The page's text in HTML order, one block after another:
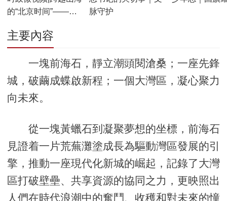
的“北京时间”——
首外交纪事
脉守护
主要內容
一塊前海石，靜立潮頭閱滄桑；一座先鋒
城，破繭成蝶啟新程；一個大灣區，凝心聚力
向未來。
從一塊黃蠟石到凝聚夢想的坐標，前海石
見證着一片荒蕪灘塗成長為驅動灣區發展的引
擎，推動一座現代化新城的崛起，記錄了大灣
區打破壁壘、共享資源的協同之力，更映照出
人們在時代浪潮中的奮鬥、收穫和對未來的憧